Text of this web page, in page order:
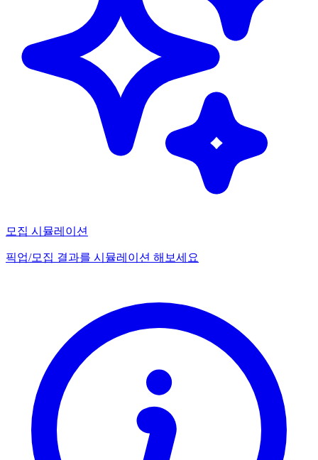
모집 시뮬레이션
픽업/모집 결과를 시뮬레이션 해보세요